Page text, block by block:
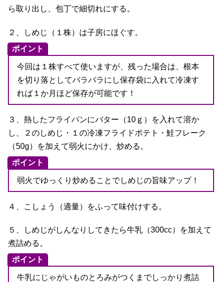
ら取り出し、包丁で細切れにする。
２、しめじ（１株）は子房にほぐす。
ポイント
今回は１株すべて使いますが、残った場合は、根本
を切り落としてバラバラにし保存袋に入れて冷凍す
れば１か月ほど保存が可能です！
３、熱したフライパンにバター（10ｇ）を入れて溶か
し、２のしめじ・１の冷凍フライドポテト・鮭フレーク
（50g）を加えて弱火にかけ、炒める。
ポイント
弱火でゆっくり炒めることでしめじの旨味アップ！
４、こしょう（適量）をふって味付けする。
５、しめじがしんなりしてきたら牛乳（300cc）を加えて
煮詰める。
ポイント
牛乳にじゃがいものとろみがつくまでしっかり煮詰